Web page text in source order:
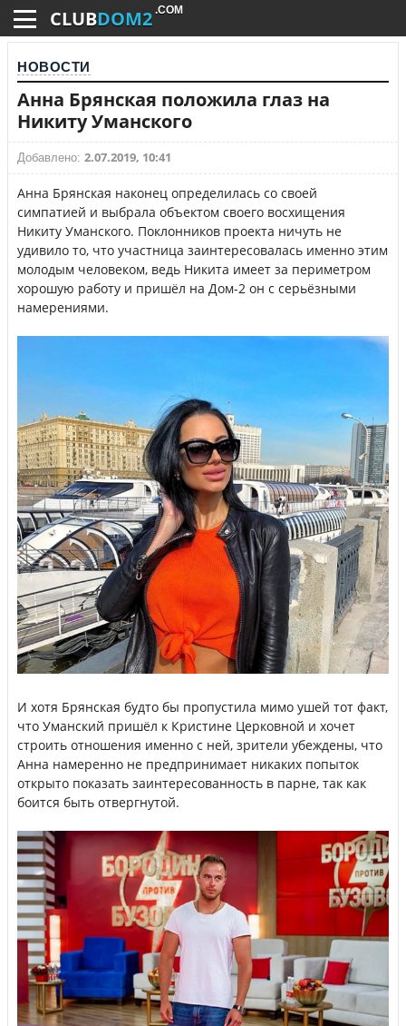
CLUBDOM2 .COM
НОВОСТИ
Анна Брянская положила глаз на
Никиту Уманского
Добавлено: 2.07.2019, 10:41
Анна Брянская наконец определилась со своей
симпатией и выбрала объектом своего восхищения
Никиту Уманского. Поклонников проекта ничуть не
удивило то, что участница заинтересовалась именно этим
молодым человеком, ведь Никита имеет за периметром
хорошую работу и пришёл на Дом-2 он с серьёзными
намерениями.
И хотя Брянская будто бы пропустила мимо ушей тот факт,
что Уманский пришёл к Кристине Церковной и хочет
строить отношения именно с ней, зрители убеждены, что
Анна намеренно не предпринимает никаких попыток
открыто показать заинтересованность в парне, так как
боится быть отвергнутой.